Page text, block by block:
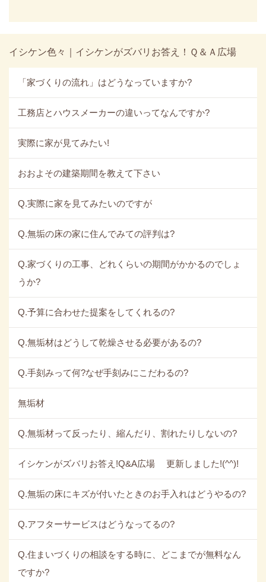
イシケン色々｜イシケンがズバリお答え！Ｑ＆Ａ広場
「家づくりの流れ」はどうなっていますか?
工務店とハウスメーカーの違いってなんですか?
実際に家が見てみたい!
おおよその建築期間を教えて下さい
Q.実際に家を見てみたいのですが
Q.無垢の床の家に住んでみての評判は?
Q.家づくりの工事、どれくらいの期間がかかるのでしょ
うか?
Q.予算に合わせた提案をしてくれるの?
Q.無垢材はどうして乾燥させる必要があるの?
Q.手刻みって何?なぜ手刻みにこだわるの?
無垢材
Q.無垢材って反ったり、縮んだり、割れたりしないの?
イシケンがズバリお答え!Q&A広場 更新しました!(^^)!
Q.無垢の床にキズが付いたときのお手入れはどうやるの?
Q.アフターサービスはどうなってるの?
Q.住まいづくりの相談をする時に、どこまでが無料なん
ですか?